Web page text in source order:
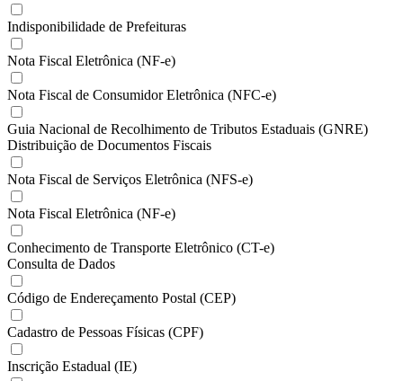
Indisponibilidade de Prefeituras
Nota Fiscal Eletrônica (NF-e)
Nota Fiscal de Consumidor Eletrônica (NFC-e)
Guia Nacional de Recolhimento de Tributos Estaduais (GNRE)
Distribuição de Documentos Fiscais
Nota Fiscal de Serviços Eletrônica (NFS-e)
Nota Fiscal Eletrônica (NF-e)
Conhecimento de Transporte Eletrônico (CT-e)
Consulta de Dados
Código de Endereçamento Postal (CEP)
Cadastro de Pessoas Físicas (CPF)
Inscrição Estadual (IE)